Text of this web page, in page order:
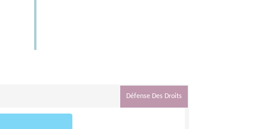
Défense Des Droits